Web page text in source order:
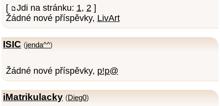
[ Jdi na stránku: 1, 2]
Žádné nové příspěvky, LivArt
ISIC (jenda^^)
Žádné nové příspěvky, p!p@
iMatrikulacky (Dieg0)